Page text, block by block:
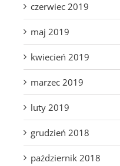
czerwiec 2019
maj 2019
kwiecień 2019
marzec 2019
luty 2019
grudzień 2018
październik 2018